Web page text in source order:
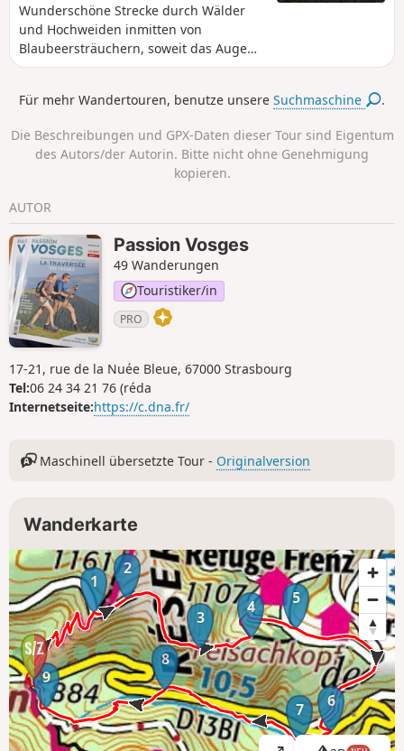
Wunderschöne Strecke durch Wälder
und Hochweiden inmitten von
Blaubeersträuchern, soweit das Auge
reicht. Bei trockenem Wetter kann man
Orientierungstafel in der Mitte der
die Region und weit darüber hinaus.
Für mehr Wandertouren, benutze unsereSuchmaschine .
Die Beschreibungen und GPX-Daten dieser Tour sind Eigentum
des Autors/der Autorin. Bitte nicht ohne Genehmigung
kopieren.
AUTOR
Passion Vosges
49 Wanderungen
Touristiker/in
PRO
17-21, rue de la Nuée Bleue, 67000 Strasbourg
Tel:06 24 34 21 76 (réda
Internetseite:https://c.dna.fr/
Maschinell übersetzte Tour - Originalversion
Wanderkarte
1
2
3
4 5
6
7
8
9